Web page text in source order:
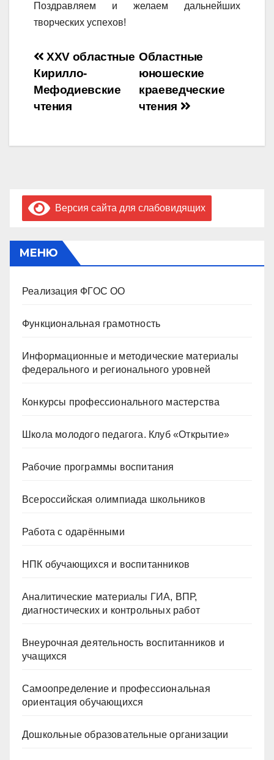
Поздравляем и желаем дальнейших
творческих успехов!
Навигация
по
записям
Областные
юношеские
краеведческие
чтения
XXV областные
Кирилло-
Мефодиевские
чтения
Версия сайта для слабовидящих
МЕНЮ
Реализация ФГОС ОО
Функциональная грамотность
Информационные и методические материалы
федерального и регионального уровней
Конкурсы профессионального мастерства
Школа молодого педагога. Клуб «Открытие»
Рабочие программы воспитания
Всероссийская олимпиада школьников
Работа с одарёнными
НПК обучающихся и воспитанников
Аналитические материалы ГИА, ВПР,
диагностических и контрольных работ
Внеурочная деятельность воспитанников и
учащихся
Самоопределение и профессиональная
ориентация обучающихся
Дошкольные образовательные организации